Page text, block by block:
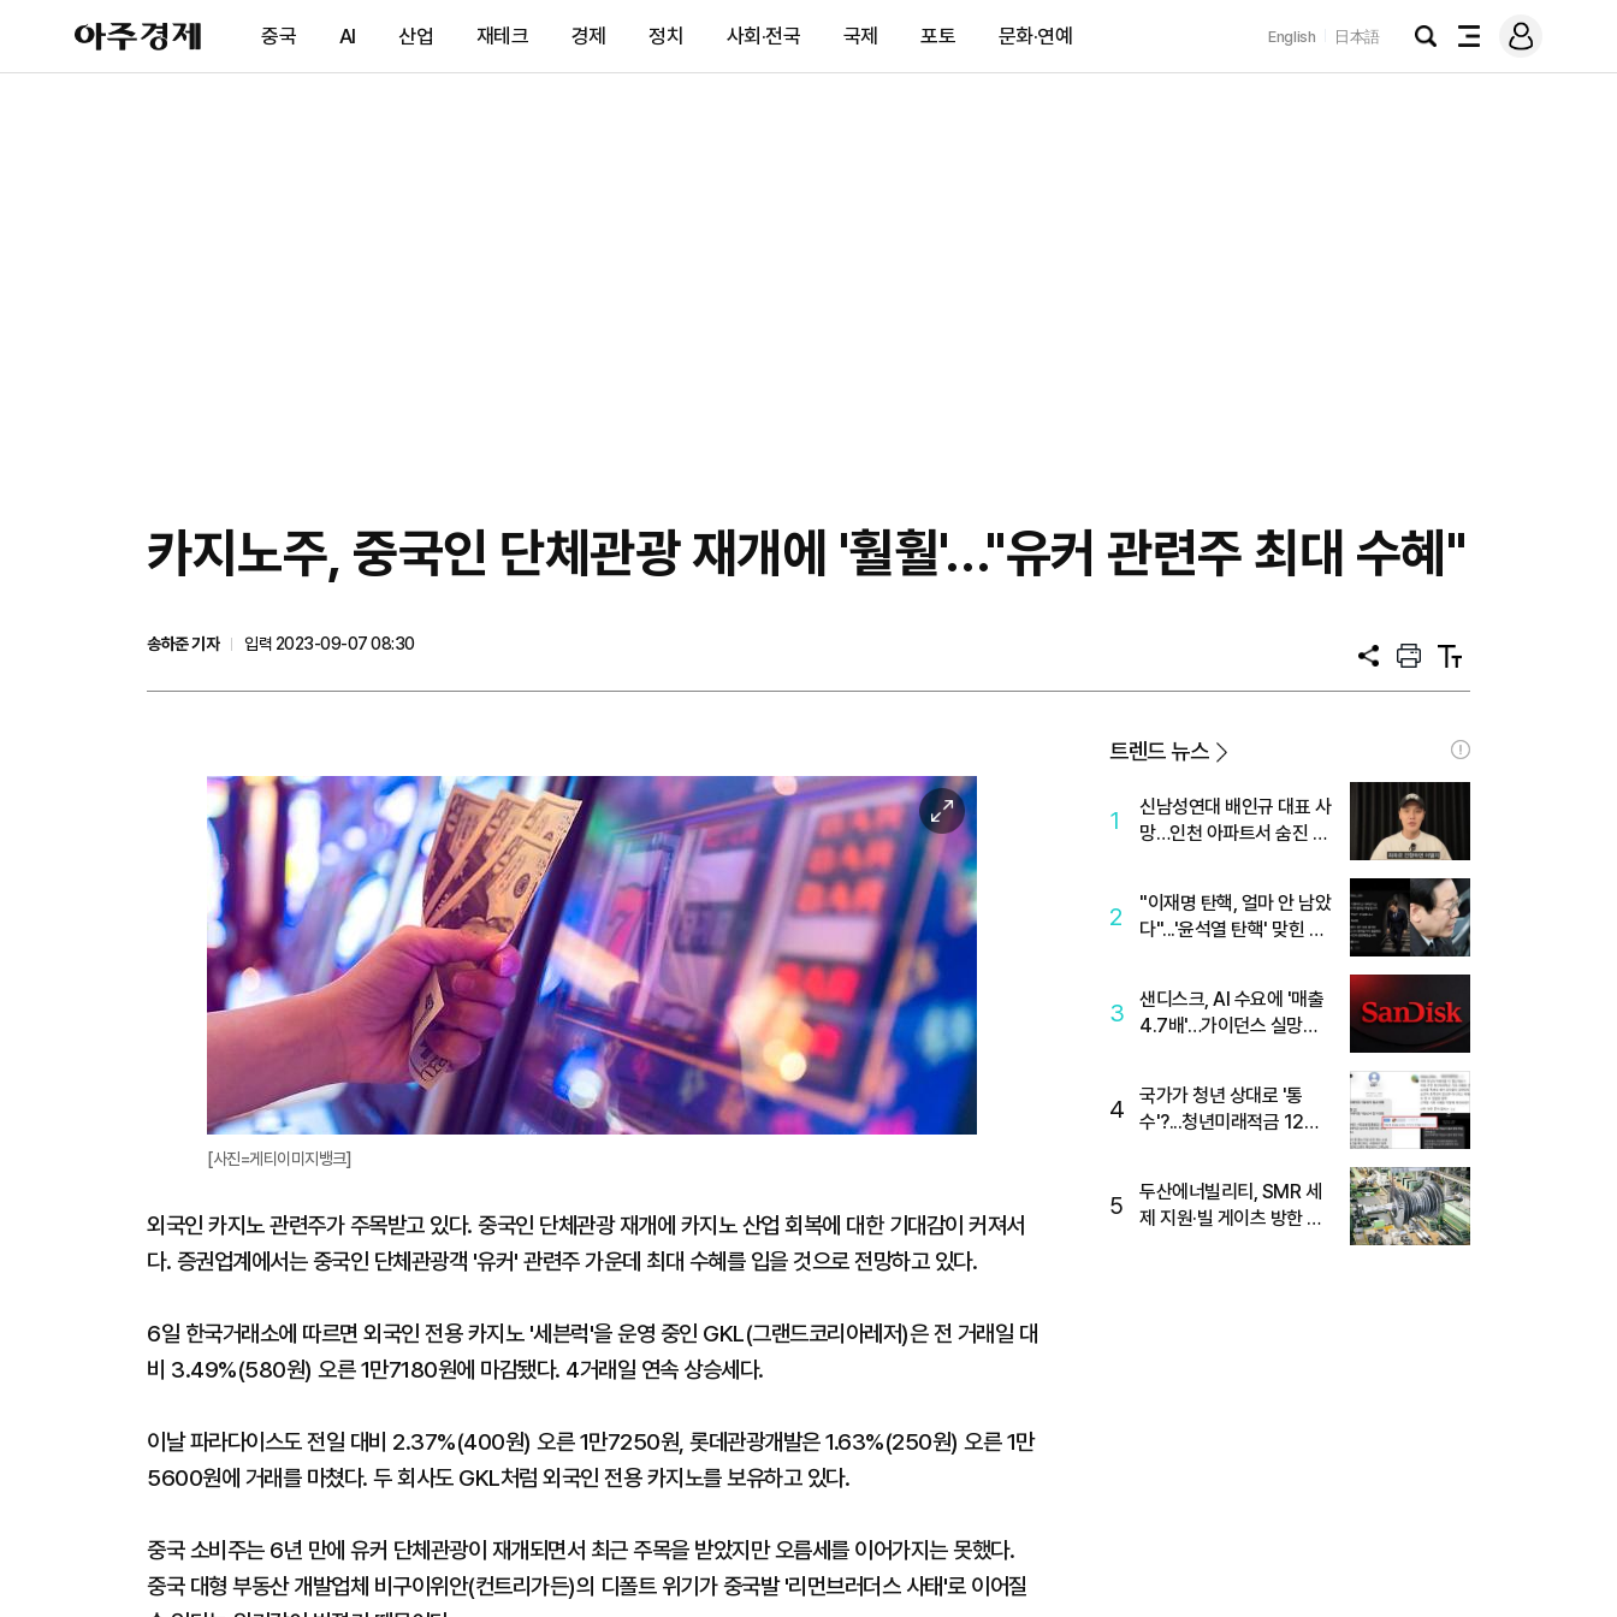
아
주
제
중국 AI 산업 재테크 경제 정치 사회·전국 국제 포토 문화·연예 English 日本語
검
전
메
그
카지노주, 중국인 단체관광 재개에 '훨훨'…"유커 관련주 최대 수혜"
송하준 기자
입력 2023-09-07 08:30
공
프
트
텍
트
이
미
지
확
대
[사진=게티이미지뱅크]
외국인 카지노 관련주가 주목받고 있다. 중국인 단체관광 재개에 카지노 산업 회복에 대한 기대감이 커져서
다. 증권업계에서는 중국인 단체관광객 '유커' 관련주 가운데 최대 수혜를 입을 것으로 전망하고 있다.
6일 한국거래소에 따르면 외국인 전용 카지노 '세븐럭'을 운영 중인 GKL(그랜드코리아레저)은 전 거래일 대
비 3.49%(580원) 오른 1만7180원에 마감됐다. 4거래일 연속 상승세다.
이날 파라다이스도 전일 대비 2.37%(400원) 오른 1만7250원, 롯데관광개발은 1.63%(250원) 오른 1만
5600원에 거래를 마쳤다. 두 회사도 GKL처럼 외국인 전용 카지노를 보유하고 있다.
중국 소비주는 6년 만에 유커 단체관광이 재개되면서 최근 주목을 받았지만 오름세를 이어가지는 못했다.
중국 대형 부동산 개발업체 비구이위안(컨트리가든)의 디폴트 위기가 중국발 '리먼브러더스 사태'로 이어질
트렌드 뉴스
1
신남성연대 배인규 대표 사
망…인천 아파트서 숨진 채
2
"이재명 탄핵, 얼마 안 남았
다"...'윤석열 탄핵' 맞힌 무
3
샌디스크, AI 수요에 '매출
4.7배'…가이던스 실망에
4
국가가 청년 상대로 '통
수'?...청년미래적금 12%
5
두산에너빌리티, SMR 세
제 지원·빌 게이츠 방한 기